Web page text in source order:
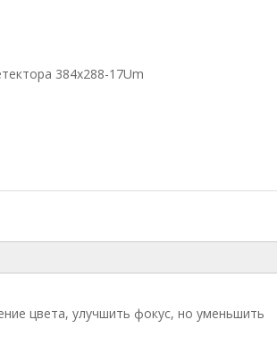
384x288-17Um
цвета, улучшить фокус, но уменьшить